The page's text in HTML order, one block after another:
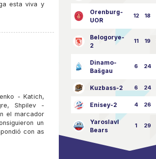
esta viva y
- Katich,
Shpilev -
el marcador
un
con as
Orenburg-
UOR
12 18
Belogorye-
2
11 19
Dinamo-
Bašgau
6 24
Kuzbass-2 6 24
Enisey-2 4 26
Yaroslavl
Bears
1 29